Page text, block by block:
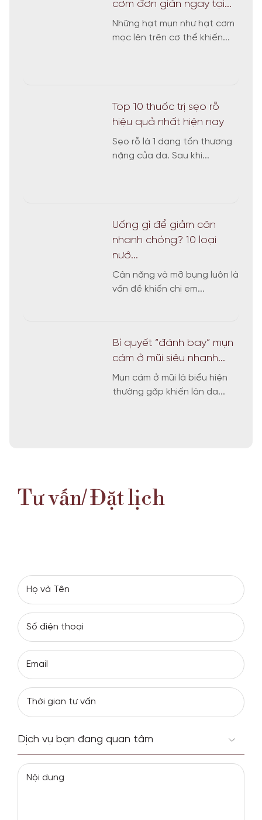
cơm đơn giản ngay tại...
Những hạt mụn như hạt cơm
mọc lên trên cơ thể khiến...
Top 10 thuốc trị sẹo rỗ
hiệu quả nhất hiện nay
Sẹo rỗ là 1 dạng tổn thương
nặng của da. Sau khi...
Uống gì để giảm cân
nhanh chóng? 10 loại
nướ...
Cân nặng và mỡ bụng luôn là
vấn đề khiến chị em...
Bí quyết “đánh bay” mụn
cám ở mũi siêu nhanh...
Mụn cám ở mũi là biểu hiện
thường gặp khiến làn da...
Tư vấn/ Đặt lịch